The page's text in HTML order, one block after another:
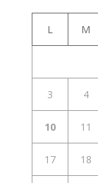
L M
3 4
10 11
17 18